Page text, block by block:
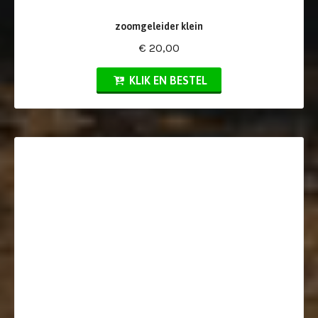
zoomgeleider klein
€ 20,00
KLIK EN BESTEL